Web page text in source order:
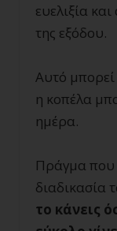
ευελιξία
της εξόδου.
Αυτό
η κοπέλα
ημέρα.
Πράγμα που
διαδικασία
το κάνεις